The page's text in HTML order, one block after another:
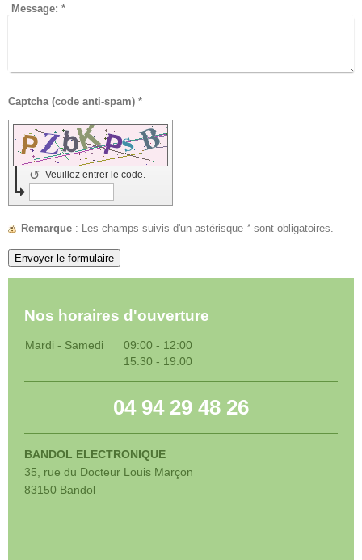
Message: *
Captcha (code anti-spam) *
Veuillez entrer le code.
↺
Remarque : Les champs suivis d'un astérisque *sont obligatoires.
Nos horaires d'ouverture
Mardi - Samedi 09:00 - 12:00
15:30 - 19:00
04 94 29 48 26
BANDOL ELECTRONIQUE
35, rue du Docteur Louis Marçon
83150 Bandol